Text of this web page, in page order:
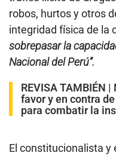
robos, hurtos y otros
integridad física de la
sobrepasar la
Nacional del Perú”.
REVISA TAMBIÉN |
favor y en contra
para combatir la
El constitucionalista y